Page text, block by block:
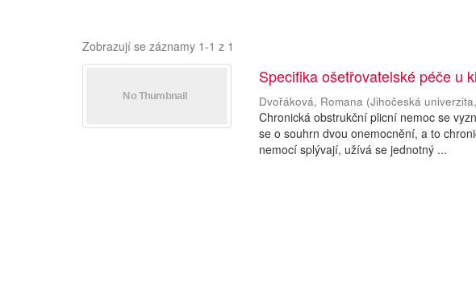
Zobrazují se záznamy 1-1 z 1
Specifika ošetřovatelské péče u
Dvořáková, Romana (Jihočeská univerzita
Chronická obstrukční plicní nemoc se
se o souhrn dvou onemocnění, a to
nemocí splývají, užívá se jednotný ...